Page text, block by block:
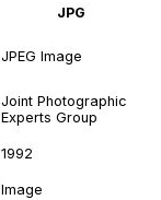
JPG
JPEG Image
Joint Photographic
Experts Group
1992
Image